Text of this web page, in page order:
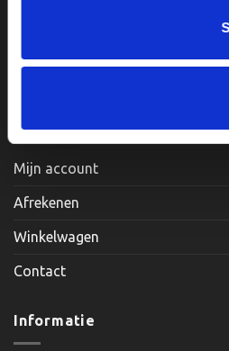
Maandag, Dinsdag, Donderdag,
Mijn account
Afrekenen
Winkelwagen
Contact
Informatie